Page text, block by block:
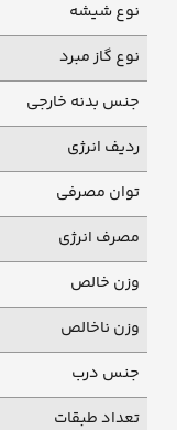
نوع شیشه
نوع گاز مبرد
جنس بدنه خارجی
ردیف انرژی
توان مصرفی
مصرف انرژی
وزن خالص
وزن ناخالص
جنس درب
تعداد طبقات